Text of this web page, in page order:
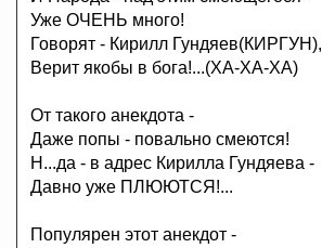
Уже ОЧЕНЬ много!
Говорят - Кирилл Гундяев(КИРГУН),
Верит якобы в бога!...(ХА-ХА-ХА)
От такого анекдота -
Даже попы - повально смеются!
Н...да - в адрес Кирилла Гундяева -
Давно уже ПЛЮЮТСЯ!...
Популярен этот анекдот -